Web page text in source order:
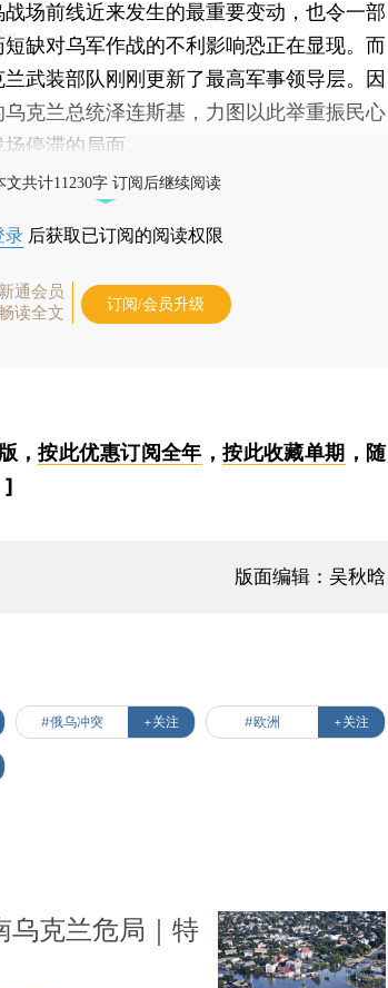
场前线近来发生的最重要变动，也令一部
缺对乌军作战的不利影响恐正在显现。而
武装部队刚刚更新了最高军事领导层。因
克兰总统泽连斯基，力图以此举重振民心
停滞的局面。
文共计11230字 订阅后继续阅读
录 后获取已订阅的阅读权限
通会员
读全文
订阅/会员升级
，按此优惠订阅全年 ，按此收藏单期 ，随
]
版面编辑：吴秋晗
#俄乌冲突 +关注 #欧洲 +关注
乌克兰危局｜特